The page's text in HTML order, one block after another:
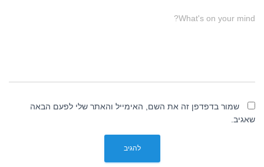
What's on your mind?
שמור בדפדפן זה את השם, האימייל והאתר שלי לפעם הבאה
שאגיב.